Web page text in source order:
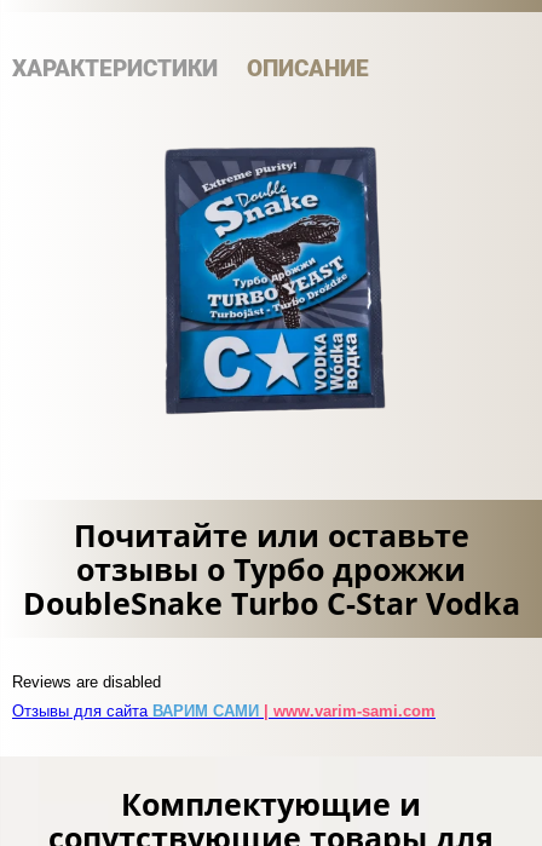
ХАРАКТЕРИСТИКИ ОПИСАНИЕ
Почитайте или оставьте
отзывы о Турбо дрожжи
DoubleSnake Turbo C-Star Vodka
Reviews are disabled
Отзывы для сайта ВАРИМ САМИ | www.varim-sami.com
Комплектующие и
сопутствующие товары для